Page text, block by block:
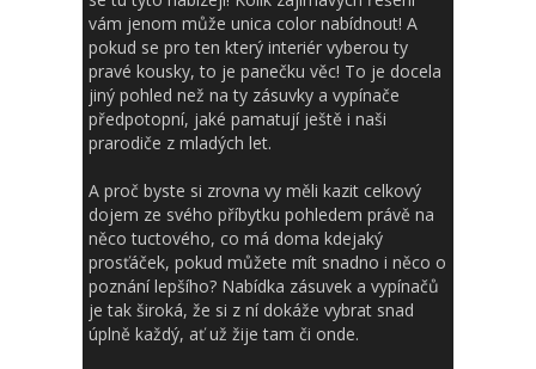
vám jenom může unica color nabídnout! A
pokud se pro ten který interiér vyberou ty
pravé kousky, to je panečku věc! To je docela
jiný pohled než na ty zásuvky a vypínače
předpotopní, jaké pamatují ještě i naši
prarodiče z mladých let.
A proč byste si zrovna vy měli kazit celkový
dojem ze svého příbytku pohledem právě na
něco tuctového, co má doma kdejaký
prosťáček, pokud můžete mít snadno i něco o
poznání lepšího? Nabídka zásuvek a vypínačů
je tak široká, že si z ní dokáže vybrat snad
úplně každý, ať už žije tam či onde.